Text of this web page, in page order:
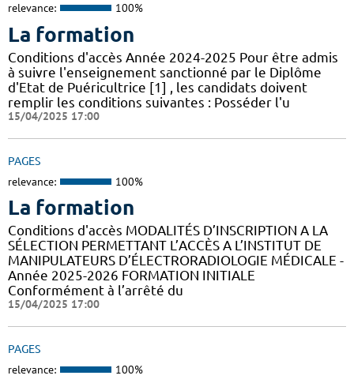
relevance: 100%
La formation
Conditions d'accès Année 2024-2025 Pour être admis
à suivre l'enseignement sanctionné par le Diplôme
d'Etat de Puéricultrice [1] , les candidats doivent
remplir les conditions suivantes : Posséder l'u
15/04/2025 17:00
PAGES
relevance: 100%
La formation
Conditions d'accès MODALITÉS D’INSCRIPTION A LA
SÉLECTION PERMETTANT L’ACCÈS A L’INSTITUT DE
MANIPULATEURS D’ÉLECTRORADIOLOGIE MÉDICALE -
Année 2025-2026 FORMATION INITIALE
Conformément à l’arrêté du
15/04/2025 17:00
PAGES
relevance: 100%